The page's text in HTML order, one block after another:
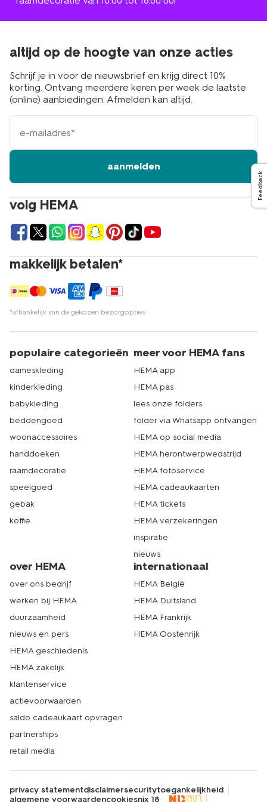
volg HEMA
makkelijk betalen*
*afhankelijk van de gekozen bezorgopties
altijd op de hoogte van onze acties
Schrijf je in voor de nieuwsbrief en krijg direct 10%
korting. Ontvang meerdere keren per week de laatste
(online) aanbiedingen. Afmelden kan altijd.
e-
mailadres
aanmelden
populaire categorieën
dameskleding
kinderkleding
babykleding
beddengoed
woonaccessoires
handdoeken
raamdecoratie
speelgoed
gebak
koffie
meer voor HEMA fans
HEMA app
HEMA pas
lees onze folders
folder via Whatsapp ontvangen
HEMA op social media
HEMA herontwerpwedstrijd
HEMA fotoservice
HEMA cadeaukaarten
HEMA tickets
HEMA verzekeringen
inspiratie
nieuws
over HEMA
over ons bedrijf
werken bij HEMA
duurzaamheid
nieuws en pers
HEMA geschiedenis
HEMA zakelijk
klantenservice
actievoorwaarden
saldo cadeaukaart opvragen
partnerships
retail media
internationaal
HEMA België
HEMA Duitsland
HEMA Frankrijk
HEMA Oostenrijk
privacy statementdisclaimersecuritytoegankelijkheid
algemene voorwaardencookiesnix 18
Feedback